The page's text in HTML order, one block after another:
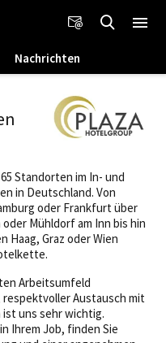
Nachrichten
Standorten im In- und
in Deutschland. Von
oder Frankfurt über
Mühldorf am Inn bis hin
Haag, Graz oder Wien
Arbeitsumfeld
Austausch mit
ist uns sehr wichtig.
Ihrem Job, finden Sie